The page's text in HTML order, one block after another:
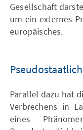
Gesellschaft
um ein externes
europäisches.
Parallel dazu hat
Verbrechens in
eines